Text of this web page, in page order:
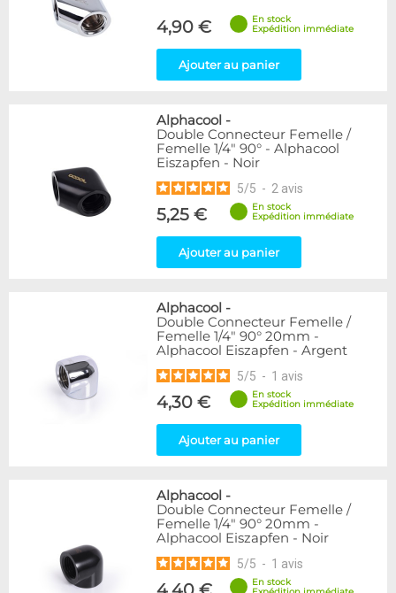
4,90 €
En stock
Expédition immédiate
Ajouter au panier
Alphacool -
Double Connecteur Femelle /
Femelle 1/4" 90° - Alphacool
Eiszapfen - Noir
5/5 - 2 avis
5,25 €
En stock
Expédition immédiate
Ajouter au panier
Alphacool -
Double Connecteur Femelle /
Femelle 1/4" 90° 20mm -
Alphacool Eiszapfen - Argent
5/5 - 1 avis
4,30 €
En stock
Expédition immédiate
Ajouter au panier
Alphacool -
Double Connecteur Femelle /
Femelle 1/4" 90° 20mm -
Alphacool Eiszapfen - Noir
5/5 - 1 avis
En stock